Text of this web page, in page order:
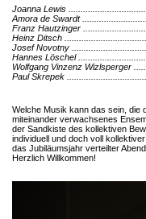
Joanna Lewis
Amora de Swardt
Franz Hautzinger
Heinz Ditsch
Josef Novotny
Hannes Löschel
Wolfgang Vinzenz Wizlsperger
Paul Skrepek
Welche Musik kann das sein, die
miteinander verwachsenes
der Sandkiste des kollektiven
individuell und doch voll
das Jubiläumsjahr verteilter
Herzlich Willkommen!